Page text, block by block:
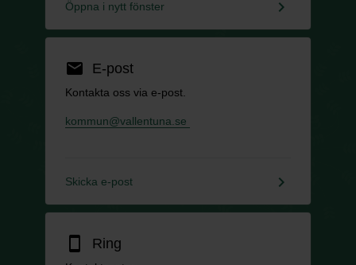
Öppna i nytt fönster keyboard_arrow_right
email E-post
Kontakta oss via e-post.
kommun@vallentuna.se
Skicka e-post keyboard_arrow_right
smartphone Ring